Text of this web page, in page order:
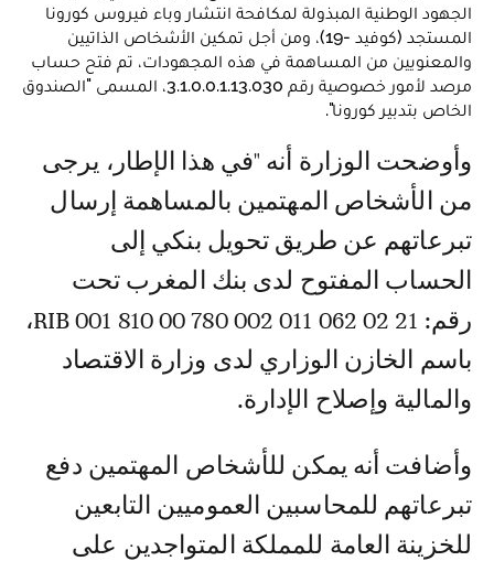
الجهود الوطنية المبذولة لمكافحة انتشار وباء فيروس كورونا
المستجد (كوفيد -19)، ومن أجل تمكين الأشخاص الذاتيين
والمعنويين من المساهمة في هذه المجهودات، تم فتح حساب
مرصد لأمور خصوصية رقم 3.1.0.0.1.13.030، المسمى "الصندوق
الخاص بتدبير كورونا".
وأوضحت الوزارة أنه "في هذا الإطار، يرجى
من الأشخاص المهتمين بالمساهمة إرسال
تبرعاتهم عن طريق تحويل بنكي إلى
الحساب المفتوح لدى بنك المغرب تحت
رقم: RIB 001 810 00 780 002 011 062 02 21،
باسم الخازن الوزاري لدى وزارة الاقتصاد
والمالية وإصلاح الإدارة.
وأضافت أنه يمكن للأشخاص المهتمين دفع
تبرعاتهم للمحاسبين العموميين التابعين
للخزينة العامة للمملكة المتواجدين على